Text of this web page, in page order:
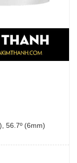
56.7º (6mm)